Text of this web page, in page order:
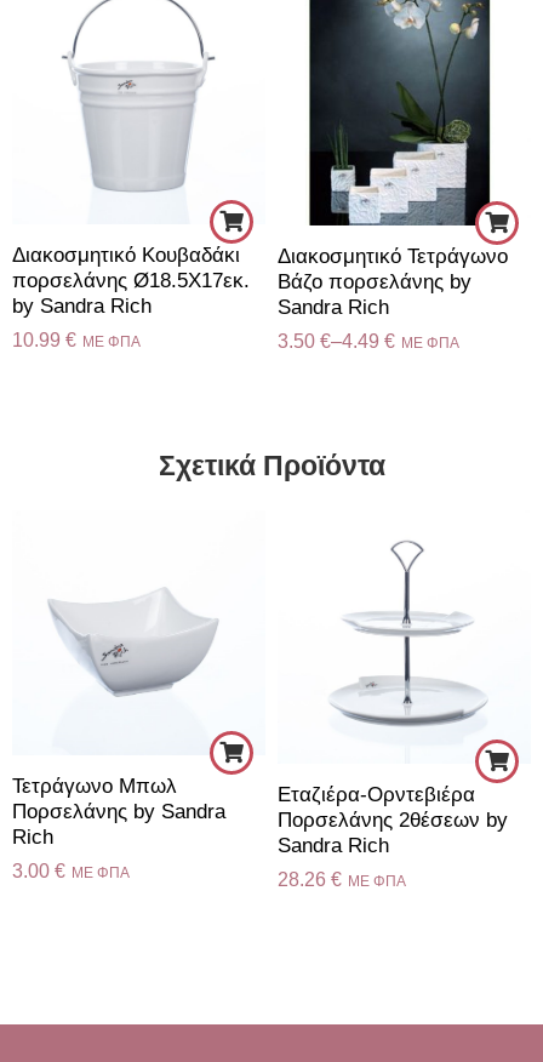
Διακοσμητικό Κουβαδάκι
πορσελάνης Ø18.5X17εκ.
by Sandra Rich
10.99 € ME ΦΠΑ
Διακοσμητικό Τετράγωνο
Βάζο πορσελάνης by
Sandra Rich
3.50 €–4.49 € ME ΦΠΑ
Σχετικά Προϊόντα
Τετράγωνο Μπωλ
Πορσελάνης by Sandra
Rich
3.00 € ME ΦΠΑ
Εταζιέρα-Ορντεβιέρα
Πορσελάνης 2θέσεων by
Sandra Rich
28.26 € ME ΦΠΑ